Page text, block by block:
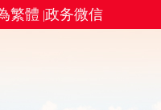
繁體 |政务微信